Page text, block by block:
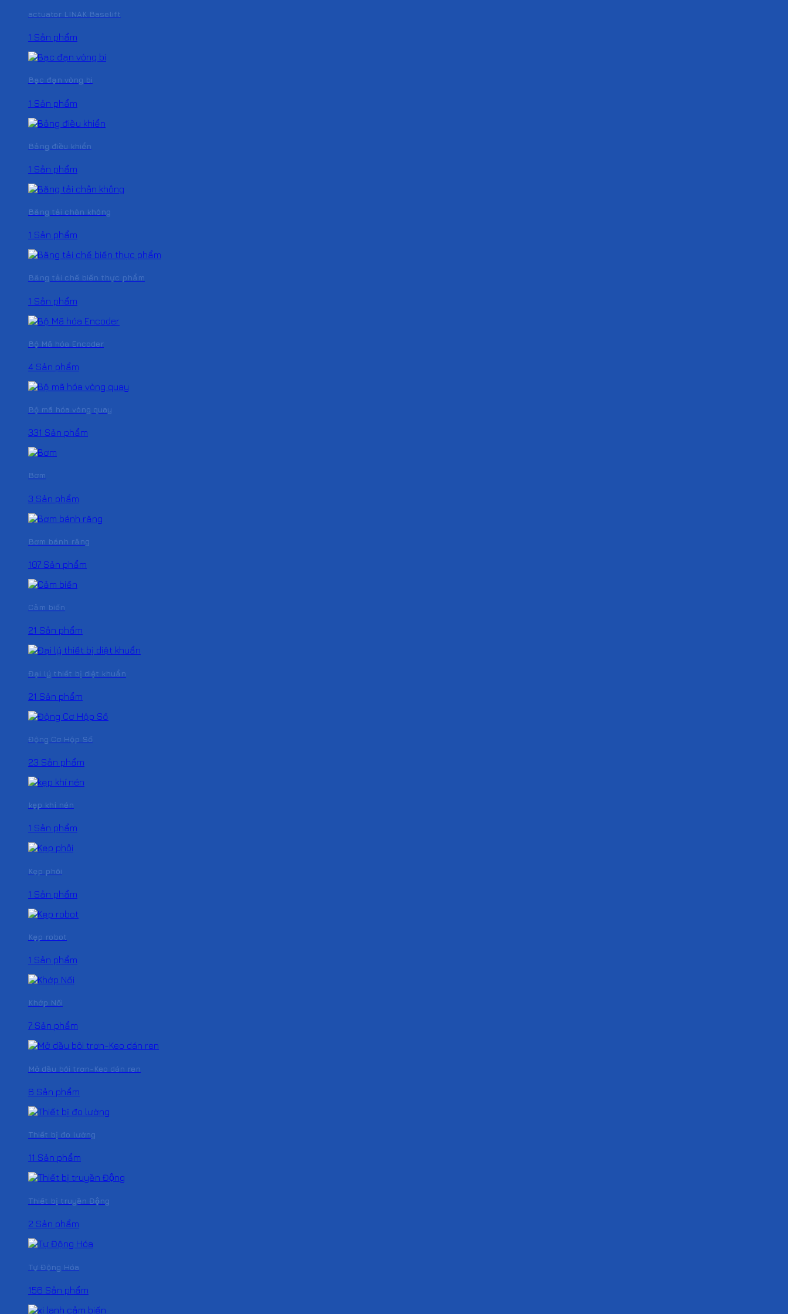
actuator LINAK Baselift
1 Sản phẩm
Bạc đạn vòng bi
1 Sản phẩm
Bảng điều khiển
1 Sản phẩm
Băng tải chân không
1 Sản phẩm
Băng tải chế biến thực phẩm
1 Sản phẩm
Bộ Mã hóa Encoder
4 Sản phẩm
Bộ mã hóa vòng quay
331 Sản phẩm
Bơm
3 Sản phẩm
Bơm bánh răng
107 Sản phẩm
Cảm biến
21 Sản phẩm
Đại lý thiết bị diệt khuẩn
21 Sản phẩm
Động Cơ Hộp Số
23 Sản phẩm
kẹp khí nén
1 Sản phẩm
Kẹp phôi
1 Sản phẩm
Kẹp robot
1 Sản phẩm
Khớp Nối
7 Sản phẩm
Mở dầu bôi trơn-Keo dán ren
6 Sản phẩm
Thiết bị đo lường
11 Sản phẩm
Thiết bị truyền Động
2 Sản phẩm
Tự Động Hóa
156 Sản phẩm